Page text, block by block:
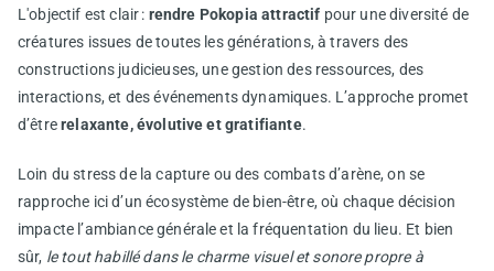
L'objectif est clair : rendre Pokopia attractif pour une diversité de
créatures issues de toutes les générations, à travers des
constructions judicieuses, une gestion des ressources, des
interactions, et des événements dynamiques. L’approche promet
d’êtrerelaxante, évolutive et gratifiante.
Loin du stress de la capture ou des combats d’arène, on se
rapproche ici d’un écosystème de bien-être, où chaque décision
impacte l’ambiance générale et la fréquentation du lieu. Et bien
sûr, le tout habillé dans le charme visuel et sonore propre à